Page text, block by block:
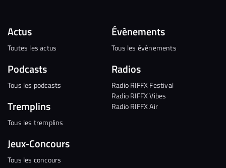
Actus
Toutes les actus
Podcasts
Tous les podcasts
Tremplins
Tous les tremplins
Jeux-Concours
Tous les concours
Évènements
Tous les évènements
Radios
Radio RIFFX Festival
Radio RIFFX Vibes
Radio RIFFX Air